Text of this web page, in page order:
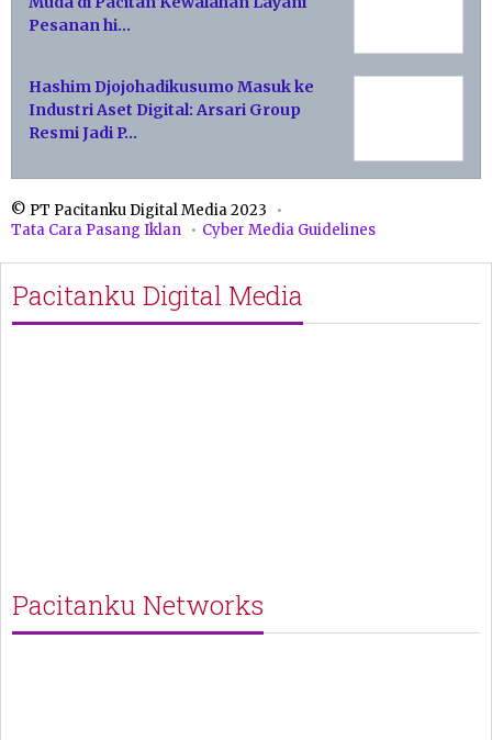
Pesanan hi…
Hashim Djojohadikusumo Masuk ke
Industri Aset Digital: Arsari Group
Resmi Jadi P…
© PT Pacitanku Digital Media 2023
Tata Cara Pasang Iklan
Cyber Media Guidelines
Pacitanku Digital Media
Pacitanku Networks